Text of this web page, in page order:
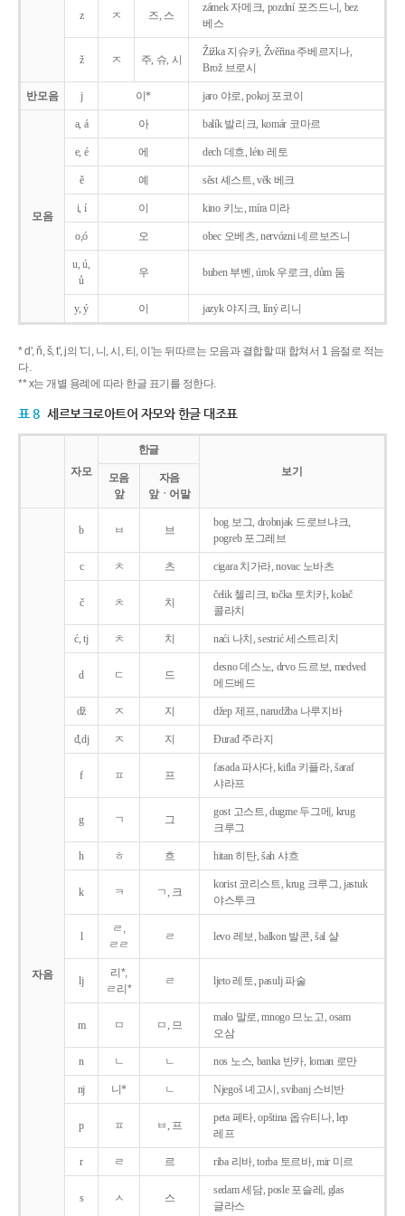
z ㅈ 즈, 스
zámek 자메크, pozdní 포즈드니, bez
베스
ž ㅈ 주, 슈, 시
Žižka 지슈카, Žvěřina 주베르지나,
Brož 브로시
반모음 j 이* jaro 야로, pokoj 포코이
모음
a, á 아 balík 발리크, komár 코마르
e, é 에 dech 데흐, léto 레토
ě 예 sěst 셰스트, věk 베크
i, í 이 kino 키노, míra 미라
o,ó 오 obec 오베츠, nervózni 네르보즈니
u, ú,
ů
우 buben 부벤, úrok 우로크, dům 둠
y, ý 이 jazyk야지크, líný 리니
* d', ň, š, t', j의 '디, 니, 시, 티, 이'는 뒤따르는 모음과 결합할 때 합쳐서 1 음절로 적는
다.
** x는 개별 용례에 따라 한글 표기를 정한다.
표 8 세르보크로아트어 자모와 한글 대조표
자모
한글
보기
모음
앞
자음
앞ㆍ어말
자음
b ㅂ 브
bog 보그, drobnjak 드로브냐크,
pogreb 포그레브
c ㅊ 츠 cigara 치가라, novac 노바츠
č ㅊ 치
čelik 첼리크, točka 토치카, kolač
콜라치
ć, tj ㅊ 치 naći 나치, sestrić 세스트리치
d ㄷ 드
desno 데스노, drvo 드르보, medved
메드베드
dž ㅈ 지 džep 제프, narudžba 나루지바
đ,dj ㅈ 지 Ðurađ 주라지
f ㅍ 프
fasada 파사다, kifla 키플라, šaraf
샤라프
g ㄱ 그
gost 고스트, dugme 두그메, krug
크루그
h ㅎ 흐 hitan 히탄, šah 샤흐
k ㅋ ㄱ, 크
korist 코리스트, krug 크루그, jastuk
야스투크
l
ㄹ,
ㄹㄹ
ㄹ levo 레보, balkon 발콘, šal 샬
lj
리*,
ㄹ리*
ㄹ ljeto 레토, pasulj 파술
m ㅁ ㅁ, 므
malo 말로, mnogo 므노고, osam
오삼
n ㄴ ㄴ nos 노스, banka 반카, loman 로만
nj 니* ㄴ Njegoš 녜고시, svibanj 스비반
p ㅍ ㅂ, 프
peta 페타, opština 옵슈티나, lep
레프
r ㄹ 르 riba 리바, torba 토르바, mir 미르
s ㅅ 스
sedam 세담, posle 포슬레, glas
글라스